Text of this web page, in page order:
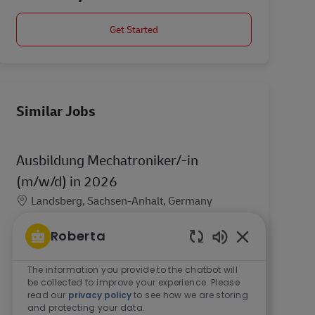
Get Started
Similar Jobs
Ausbildung Mechatroniker/-in
(m/w/d) in 2026
Location
Landsberg, Sachsen-Anhalt, Germany
Wo? Landsberg (Hohenthurm). Wann?
01.08.2026. Wie lange? 3,5 Jahre. Deine Vorteile
Jährlich steigende Ausbildungsvergütung
beginnend mit 1.334,26 Euro ...
Roberta
The information you provide to the chatbot will
be collected to improve your experience. Please
read our privacy policyto see how we are storing
and protecting your data.